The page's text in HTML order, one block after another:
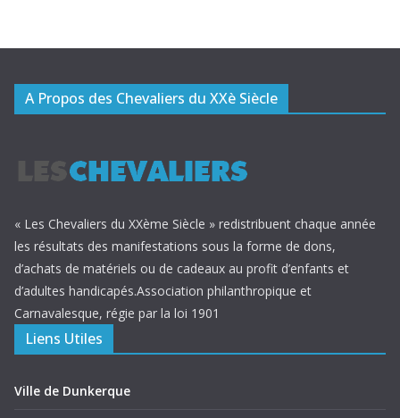
A Propos des Chevaliers du XXè Siècle
« Les Chevaliers du XXème Siècle » redistribuent chaque année
les résultats des manifestations sous la forme de dons,
d’achats de matériels ou de cadeaux au profit d’enfants et
d’adultes handicapés.Association philanthropique et
Carnavalesque, régie par la loi 1901
Liens Utiles
Ville de Dunkerque